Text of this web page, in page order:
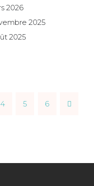
2026
2025
2025
4 5 6